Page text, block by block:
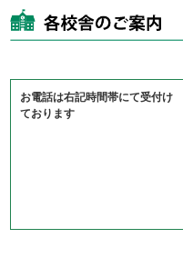
お電話は右記時間帯にて受付け
ております